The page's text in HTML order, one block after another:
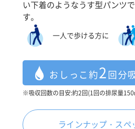
い下着のようなうす型パンツ
す。
一人で歩ける方に
おしっこ約 2 回分
※吸収回数の目安:約2回(1回の排尿量
ラインナップ・スペ